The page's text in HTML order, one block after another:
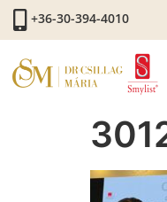
+36-30-394-4010